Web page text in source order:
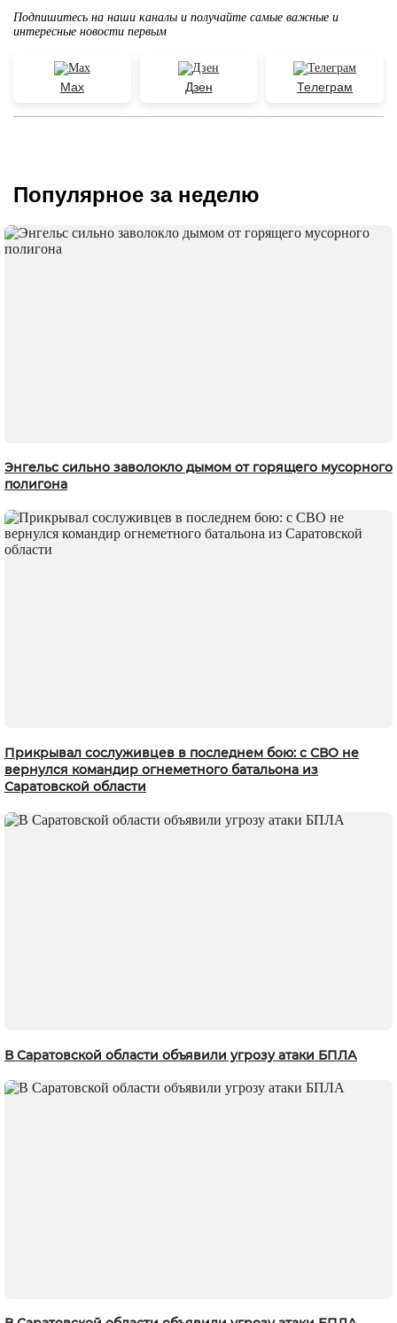
Подпишитесь на наши каналы и получайте самые важные и
интересные новости первым
Max Дзен Телеграм
Популярное за неделю
Энгельс сильно заволокло дымом от горящего мусорного
полигона
Прикрывал сослуживцев в последнем бою: с СВО не
вернулся командир огнеметного батальона из
Саратовской области
В Саратовской области объявили угрозу атаки БПЛА